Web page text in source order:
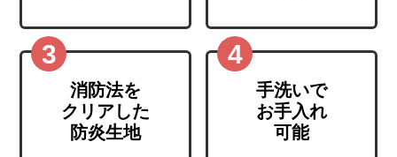
消防法を
クリアした
防炎生地
手洗いで
お手入れ
可能